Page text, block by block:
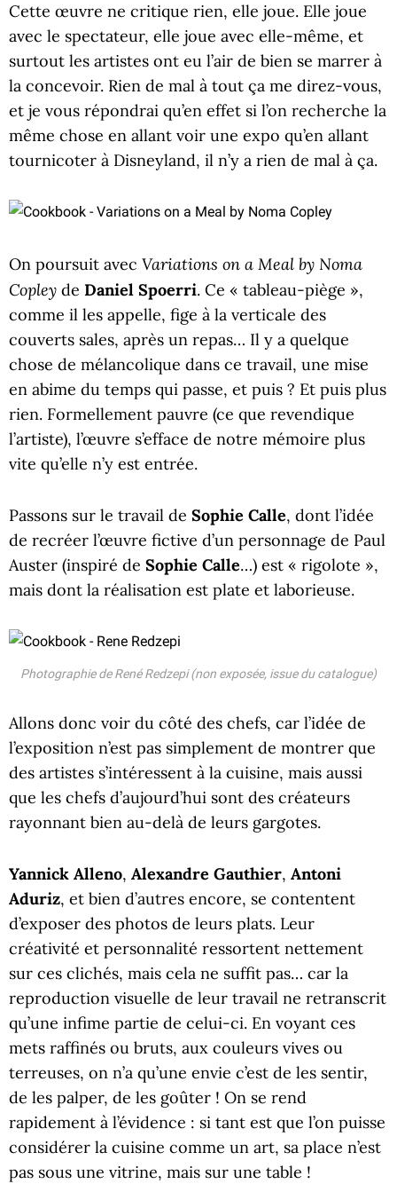
Cette œuvre ne critique rien, elle joue. Elle joue
avec le spectateur, elle joue avec elle-même, et
surtout les artistes ont eu l’air de bien se marrer à
la concevoir. Rien de mal à tout ça me direz-vous,
et je vous répondrai qu’en effet si l’on recherche la
même chose en allant voir une expo qu’en allant
tournicoter à Disneyland, il n’y a rien de mal à ça.
On poursuit avec Variations on a Meal by Noma
Copley de Daniel Spoerri. Ce « tableau-piège »,
comme il les appelle, fige à la verticale des
couverts sales, après un repas… Il y a quelque
chose de mélancolique dans ce travail, une mise
en abime du temps qui passe, et puis ? Et puis plus
rien. Formellement pauvre (ce que revendique
l’artiste), l’œuvre s’efface de notre mémoire plus
vite qu’elle n’y est entrée.
Passons sur le travail de Sophie Calle, dont l’idée
de recréer l’œuvre fictive d’un personnage de Paul
Auster (inspiré de Sophie Calle…) est « rigolote »,
mais dont la réalisation est plate et laborieuse.
Photographie de René Redzepi (non exposée, issue du catalogue)
Allons donc voir du côté des chefs, car l’idée de
l’exposition n’est pas simplement de montrer que
des artistes s’intéressent à la cuisine, mais aussi
que les chefs d’aujourd’hui sont des créateurs
rayonnant bien au-delà de leurs gargotes.
Yannick Alleno, Alexandre Gauthier, Antoni
Aduriz, et bien d’autres encore, se contentent
d’exposer des photos de leurs plats. Leur
créativité et personnalité ressortent nettement
sur ces clichés, mais cela ne suffit pas… car la
reproduction visuelle de leur travail ne retranscrit
qu’une infime partie de celui-ci. En voyant ces
mets raffinés ou bruts, aux couleurs vives ou
terreuses, on n’a qu’une envie c’est de les sentir,
de les palper, de les goûter ! On se rend
rapidement à l’évidence : si tant est que l’on puisse
considérer la cuisine comme un art, sa place n’est
pas sous une vitrine, mais sur une table !